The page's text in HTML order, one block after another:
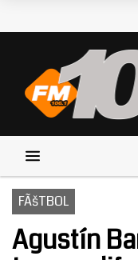
FÃšTBOL
Agustín